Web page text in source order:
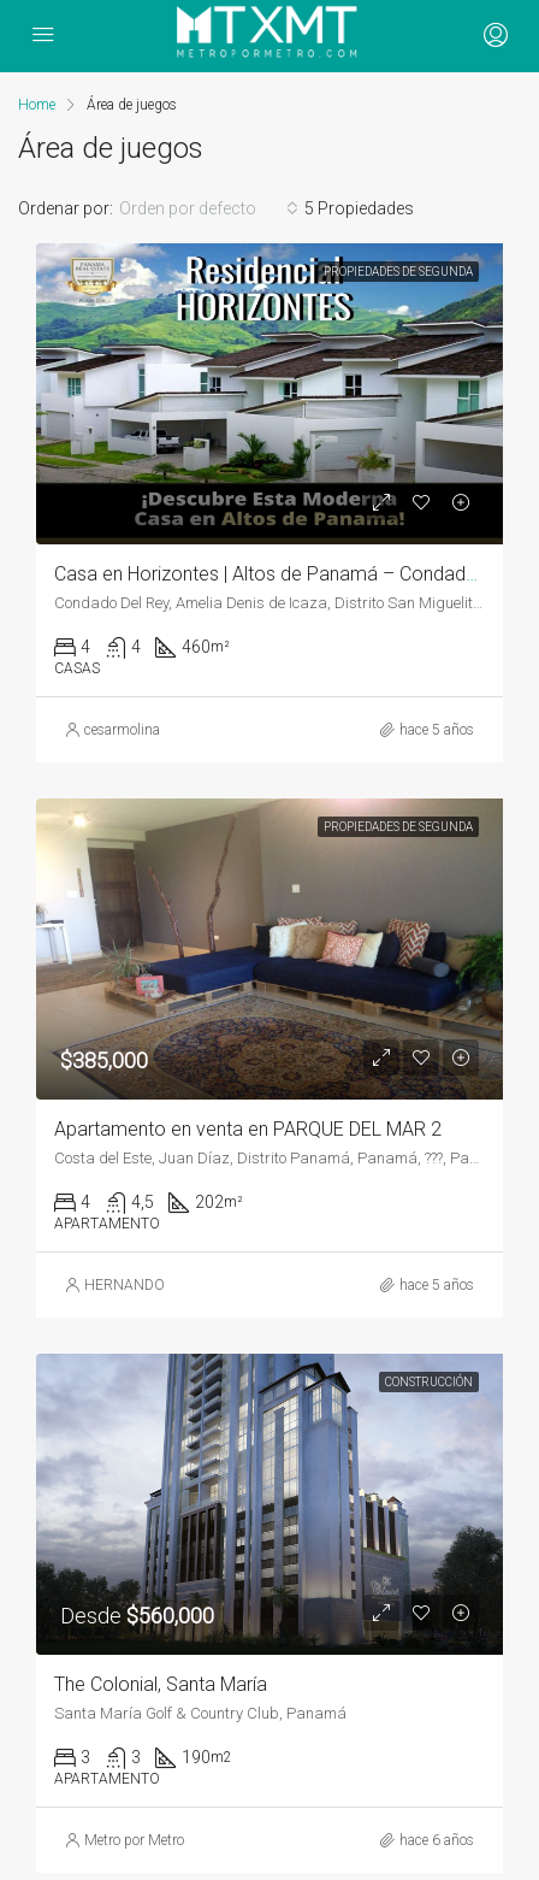
Home Área de juegos
Área de juegos
5 Propiedades
Ordenar por: Orden por defecto
PROPIEDADES DE SEGUNDA
Casa en Horizontes | Altos de Panamá – Condado del Rey | LLÁMEME 6218-4535
Condado Del Rey, Amelia Denis de Icaza, Distrito San Miguelito, Bethania, Distrito Panamá, Panamá, 620, Panamá
4 4 460m²
CASAS
cesarmolina hace 5 años
PROPIEDADES DE SEGUNDA
$385,000
Apartamento en venta en PARQUE DEL MAR 2
Costa del Este, Juan Díaz, Distrito Panamá, Panamá, ???, Panamá
4 4,5 202m²
APARTAMENTO
HERNANDO hace 5 años
CONSTRUCCIÓN
Desde$560,000
The Colonial, Santa María
Santa María Golf & Country Club, Panamá
3 3 190m2
APARTAMENTO
Metro por Metro hace 6 años